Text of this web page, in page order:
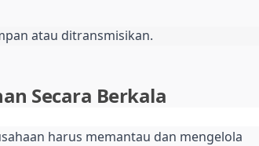
atau ditransmisikan.
Secara Berkala
harus memantau dan mengelola